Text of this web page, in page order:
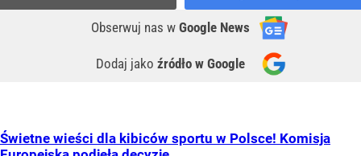
Obserwuj nas w Google News
Dodaj jako źródło w Google
Świetne wieści dla kibiców sportu w Polsce! Komisja